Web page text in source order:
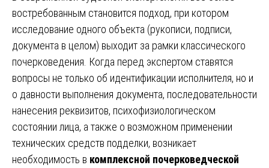
востребованным становится подход, при котором
исследование одного объекта (рукописи, подписи,
документа в целом) выходит за рамки классического
почерковедения. Когда перед экспертом ставятся
вопросы не только об идентификации исполнителя, но и
о давности выполнения документа, последовательности
нанесения реквизитов, психофизиологическом
состоянии лица, а также о возможном применении
технических средств подделки, возникает
необходимость в комплексной почерковедческой